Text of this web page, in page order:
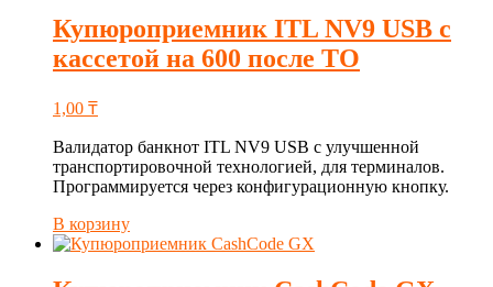
Купюроприемник ITL NV9 USB с
кассетой на 600 после ТО
1,00 ₸
Валидатор банкнот ITL NV9 USB с улучшенной
транспортировочной технологией, для терминалов.
Программируется через конфигурационную кнопку.
В корзину